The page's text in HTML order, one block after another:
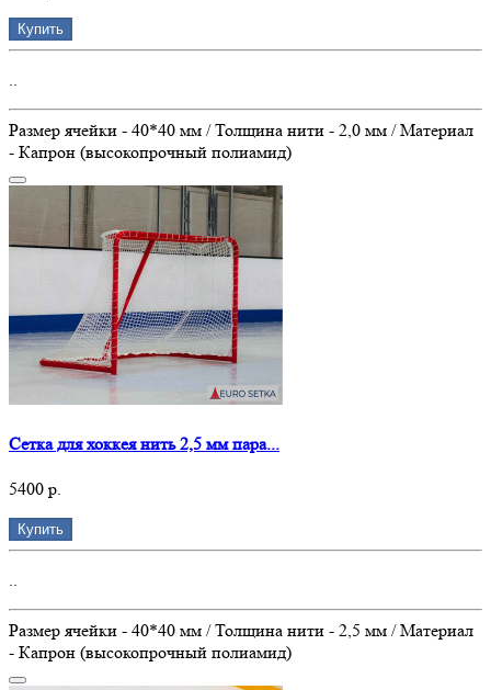
Купить
..
Размер ячейки - 40*40 мм / Толщина нити - 2,0 мм / Материал
- Капрон (высокопрочный полиамид)
Сетка для хоккея нить 2,5 мм пара...
5400 р.
Купить
..
Размер ячейки - 40*40 мм / Толщина нити - 2,5 мм / Материал
- Капрон (высокопрочный полиамид)